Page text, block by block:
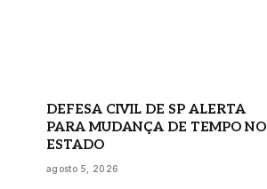
DEFESA CIVIL DE SP ALERTA
PARA MUDANÇA DE TEMPO NO
ESTADO
agosto 5, 2026